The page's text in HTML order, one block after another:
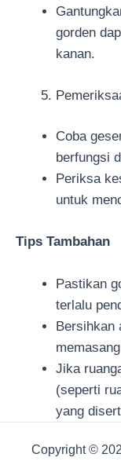
gorden
kanan.
Coba
berfungsi
Periksa
untuk
Tips Tambahan
Pastikan
terlalu
Bersihkan
Jika
(seperti
yang
Copyright ©